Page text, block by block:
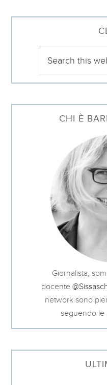
CHI È
Giornalista,
docente
network sono
seguendo le